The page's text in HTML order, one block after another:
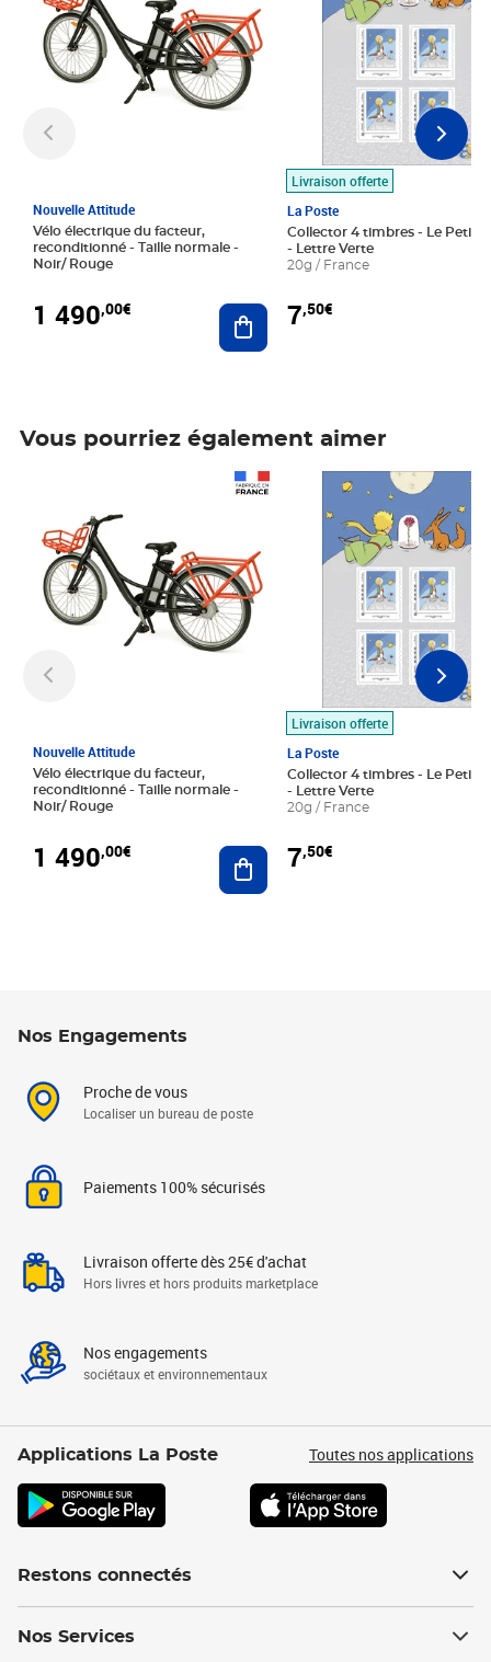
Nouvelle Attitude
Vélo électrique du facteur,
reconditionné - Taille normale -
Noir/ Rouge
1 490,00€ Ajouter au panier
Livraison offerte
La Poste
Collector 4 timbres - Le Petit
- Lettre Verte
20g / France
7,50€
Vous pourriez également aimer
Nouvelle Attitude
Vélo électrique du facteur,
reconditionné - Taille normale -
Noir/ Rouge
1 490,00€ Ajouter au panier
Livraison offerte
La Poste
Collector 4 timbres - Le Petit
- Lettre Verte
20g / France
7,50€
Prix 7,50€
Nos Engagements
Proche de vous
Localiser un bureau de poste
Paiements 100% sécurisés
Livraison offerte dès 25€ d'achat
Hors livres et hors produits marketplace
Nos engagements
sociétaux et environnementaux
Applications La Poste Toutes nos applications
Restons connectés
Nos Services